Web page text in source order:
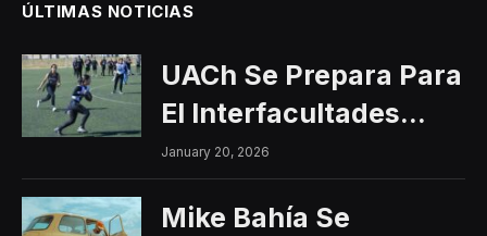
ÚLTIMAS NOTICIAS
UACh Se Prepara Para
El Interfacultades
2026
January 20, 2026
Mike Bahía Se